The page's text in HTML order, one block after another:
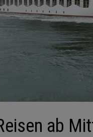
ab